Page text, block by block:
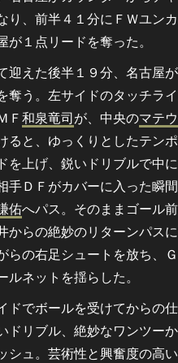
り、前半４１分にＦＷユン
が１点リードを奪った。
えた後半１９分、名古屋が
奪う。左サイドのタッチラ
Ｆ 和泉竜司 が、中央のマテ
ると、ゆっくりとしたテン
を上げ、鋭いドリブルで中に
手ＤＦがカバーに入った瞬
佑へパス。そのままゴール
からの絶妙のリターンパス
らの右足シュートを放ち、
ルネットを揺らした。
ドでボールを受けてからの
ドリブル、絶妙なワンツー
シュ。芸術性と興奮度の高